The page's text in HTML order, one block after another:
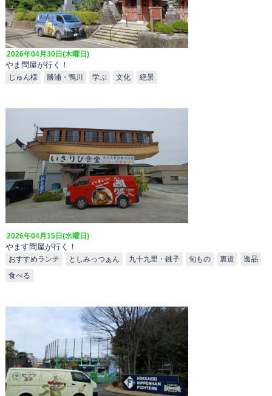
2026年04月30日(木曜日)
やま問屋が行く！
じゅん様 勝浦・鴨川 学ぶ 文化 絶景
2026年04月15日(水曜日)
やます問屋が行く！
おすすめランチ としみっつぁん 九十九里・銚子 旬もの 裏道 逸品
食べる